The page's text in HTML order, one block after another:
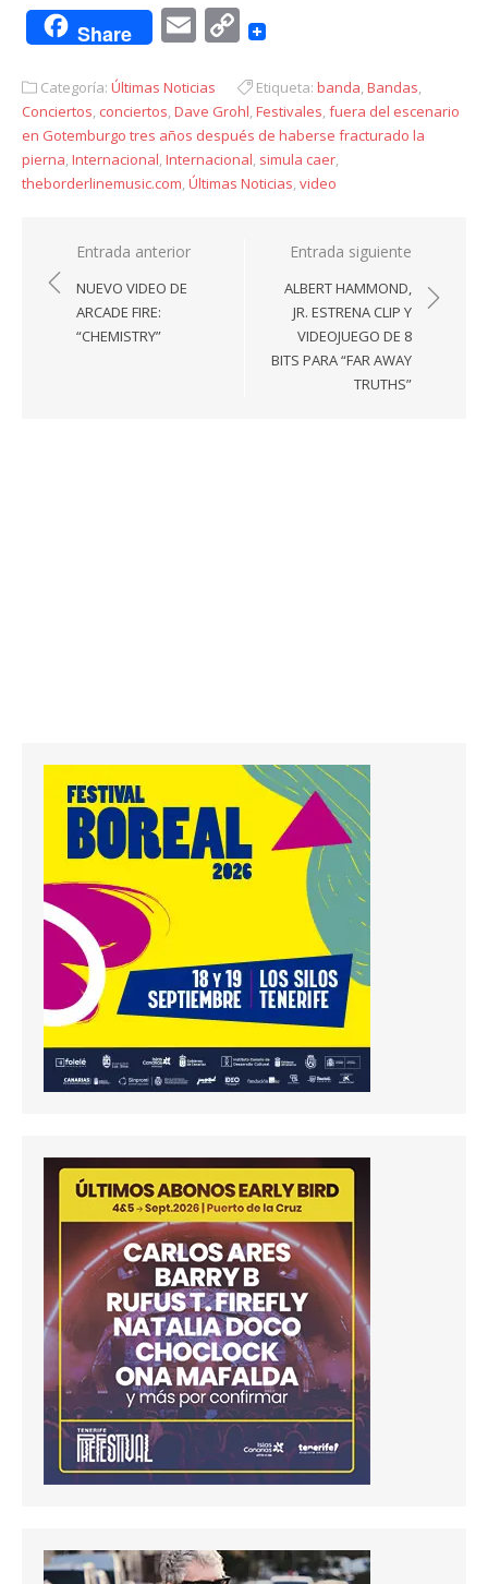
Share EmailCopy
Categoría: Últimas Noticias Etiqueta: banda,Bandas,
Conciertos, conciertos,Dave Grohl,Festivales,fuera del escenario
en Gotemburgo tres años después de haberse fracturado la
pierna,Internacional,Internacional, simula caer,
theborderlinemusic.com,Últimas Noticias,video
Navegación
de
entradas
Entrada anterior
NUEVO VIDEO DE
ARCADE FIRE:
“CHEMISTRY”
Entrada siguiente
ALBERT HAMMOND,
JR. ESTRENA CLIP Y
VIDEOJUEGO DE 8
BITS PARA “FAR AWAY
TRUTHS”